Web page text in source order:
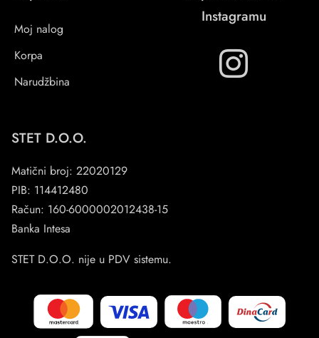
Moj nalog
Korpa
Narudžbina
Instagramu
STET D.O.O.
Matični broj: 22020129
PIB: 114412480
Račun: 160-6000002012438-15
Banka Intesa
STET D.O.O. nije u PDV sistemu.